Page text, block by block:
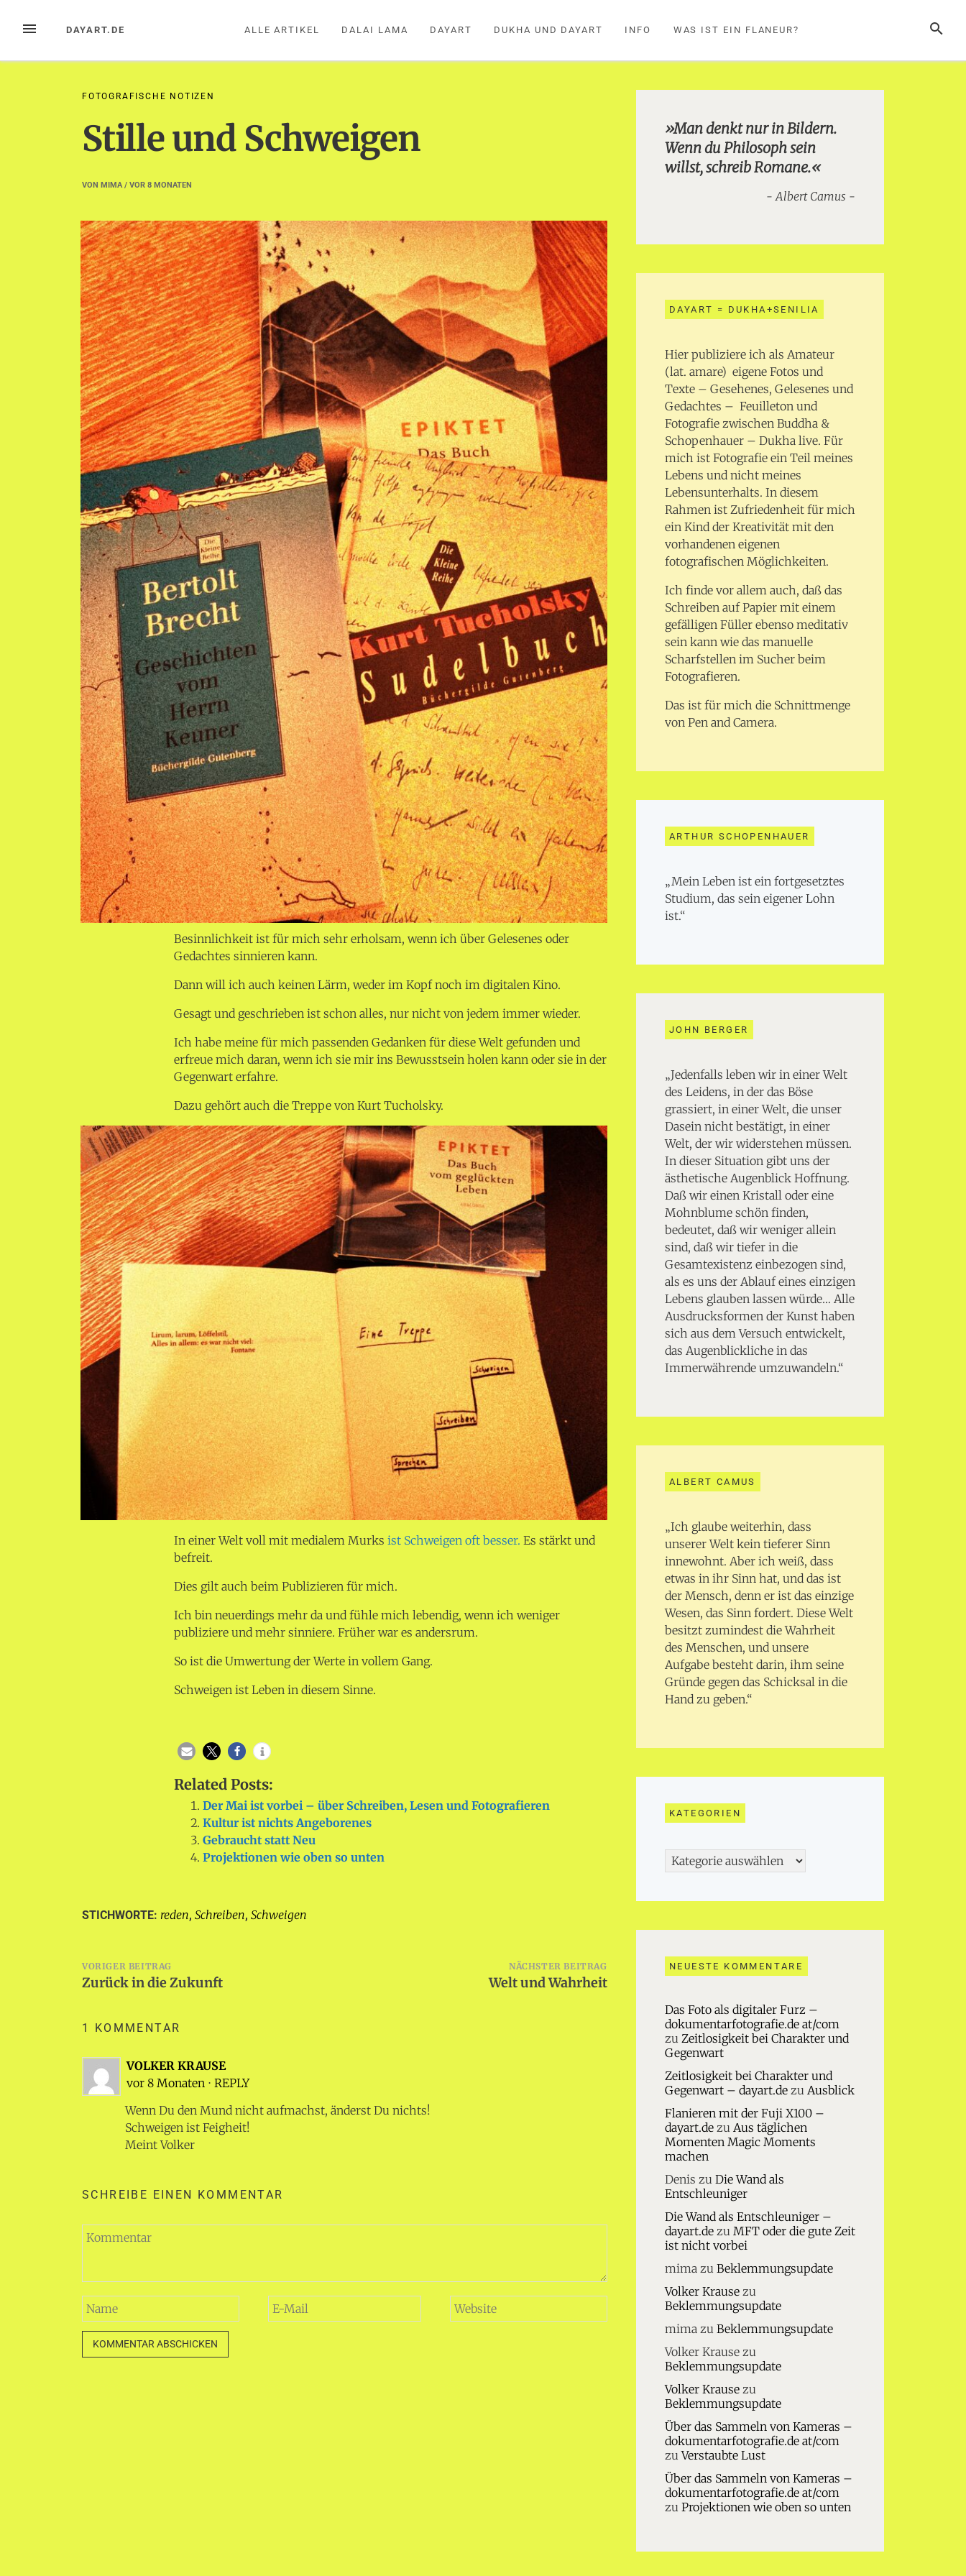
InhaltMENÜ SUCHE
DAYART.DE ALLE ARTIKEL DALAI LAMA DAYART DUKHA UND DAYART INFO WAS IST EIN FLANEUR?
FOTOGRAFISCHE NOTIZEN
Stille und Schweigen
VON MIMA/ VOR 8 MONATEN
Besinnlichkeit ist für mich sehr erholsam, wenn ich über Gelesenes oder
Gedachtes sinnieren kann.
Dann will ich auch keinen Lärm, weder im Kopf noch im digitalen Kino.
Gesagt und geschrieben ist schon alles, nur nicht von jedem immer wieder.
Ich habe meine für mich passenden Gedanken für diese Welt gefunden und
erfreue mich daran, wenn ich sie mir ins Bewusstsein holen kann oder sie in der
Gegenwart erfahre.
Dazu gehört auch die Treppe von Kurt Tucholsky.
In einer Welt voll mit medialem Murksist Schweigen oft besser. Es stärkt und
befreit.
Dies gilt auch beim Publizieren für mich.
Ich bin neuerdings mehr da und fühle mich lebendig, wenn ich weniger
publiziere und mehr sinniere. Früher war es andersrum.
So ist die Umwertung der Werte in vollem Gang.
Schweigen ist Leben in diesem Sinne.
Related Posts:
Der Mai ist vorbei – über Schreiben, Lesen und Fotografieren
Kultur ist nichts Angeborenes
Gebraucht statt Neu
Projektionen wie oben so unten
STICHWORTE: reden, Schreiben, Schweigen
Beitragsnavigation
VORIGER BEITRAG
Zurück in die Zukunft
NÄCHSTER BEITRAG
Welt und Wahrheit
1 KOMMENTAR
VOLKER KRAUSE
vor 8 Monaten ⋅ REPLY
Wenn Du den Mund nicht aufmachst, änderst Du nichts!
Schweigen ist Feigheit!
Meint Volker
SCHREIBE EINEN KOMMENTAR
»Man denkt nur in Bildern.
Wenn du Philosoph sein
willst, schreib Romane.«
Albert Camus
DAYART = DUKHA+SENILIA
Hier publiziere ich als Amateur
(lat. amare) eigene Fotos und
Texte – Gesehenes, Gelesenes und
Gedachtes – Feuilleton und
Fotografie zwischen Buddha &
Schopenhauer – Dukha live. Für
mich ist Fotografie ein Teil meines
Lebens und nicht meines
Lebensunterhalts. In diesem
Rahmen ist Zufriedenheit für mich
ein Kind der Kreativität mit den
vorhandenen eigenen
fotografischen Möglichkeiten.
Ich finde vor allem auch, daß das
Schreiben auf Papier mit einem
gefälligen Füller ebenso meditativ
sein kann wie das manuelle
Scharfstellen im Sucher beim
Fotografieren.
Das ist für mich die Schnittmenge
von Pen and Camera.
ARTHUR SCHOPENHAUER
„Mein Leben ist ein fortgesetztes
Studium, das sein eigener Lohn
ist.“
JOHN BERGER
„Jedenfalls leben wir in einer Welt
des Leidens, in der das Böse
grassiert, in einer Welt, die unser
Dasein nicht bestätigt, in einer
Welt, der wir widerstehen müssen.
In dieser Situation gibt uns der
ästhetische Augenblick Hoffnung.
Daß wir einen Kristall oder eine
Mohnblume schön finden,
bedeutet, daß wir weniger allein
sind, daß wir tiefer in die
Gesamtexistenz einbezogen sind,
als es uns der Ablauf eines einzigen
Lebens glauben lassen würde… Alle
Ausdrucksformen der Kunst haben
sich aus dem Versuch entwickelt,
das Augenblickliche in das
Immerwährende umzuwandeln.“
ALBERT CAMUS
„Ich glaube weiterhin, dass
unserer Welt kein tieferer Sinn
innewohnt. Aber ich weiß, dass
etwas in ihr Sinn hat, und das ist
der Mensch, denn er ist das einzige
Wesen, das Sinn fordert. Diese Welt
besitzt zumindest die Wahrheit
des Menschen, und unsere
Aufgabe besteht darin, ihm seine
Gründe gegen das Schicksal in die
Hand zu geben.“
KATEGORIEN
Kategorien
NEUESTE KOMMENTARE
Das Foto als digitaler Furz –
dokumentarfotografie.de at/com
zu Zeitlosigkeit bei Charakter und
Gegenwart
Zeitlosigkeit bei Charakter und
Gegenwart – dayart.dezu Ausblick
Flanieren mit der Fuji X100 –
dayart.dezu Aus täglichen
Momenten Magic Moments
machen
Denis zu Die Wand als
Entschleuniger
Die Wand als Entschleuniger –
dayart.dezu MFT oder die gute Zeit
ist nicht vorbei
mimazu Beklemmungsupdate
Volker Krausezu
Beklemmungsupdate
mimazu Beklemmungsupdate
Volker Krausezu
Beklemmungsupdate
Volker Krausezu
Beklemmungsupdate
Über das Sammeln von Kameras –
dokumentarfotografie.de at/com
zuVerstaubte Lust
Über das Sammeln von Kameras –
dokumentarfotografie.de at/com
zu Projektionen wie oben so unten